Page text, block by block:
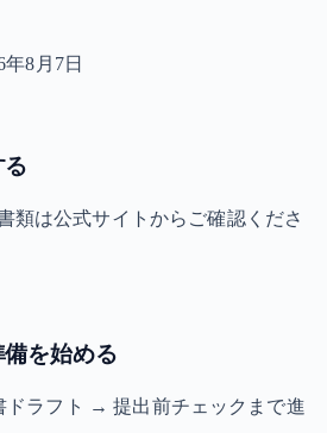
年8月7日
類は公式サイトからご確認くださ
を始める
ラフト → 提出前チェックまで進